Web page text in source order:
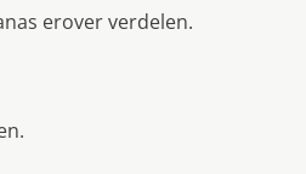
erover verdelen.